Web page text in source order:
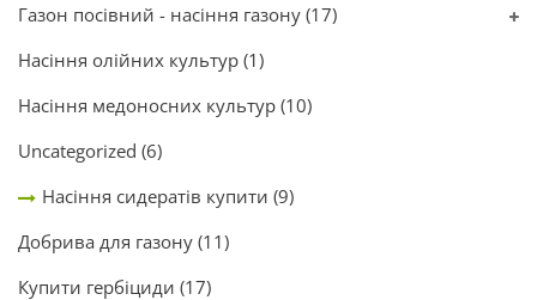
Газон посівний - насіння газону (17)
Насіння олійних культур (1)
Насіння медоносних культур (10)
Uncategorized (6)
Насіння сидератів купити (9)
Добрива для газону (11)
Купити гербіциди (17)